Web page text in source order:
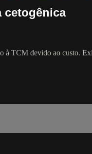
cetogênica
à TCM devido ao custo.